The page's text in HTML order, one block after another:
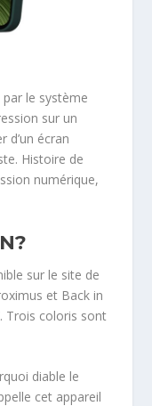
le système
sur un
d’un écran
Histoire de
numérique,
sur le site de
et Back in
Trois coloris sont
diable le
cet appareil